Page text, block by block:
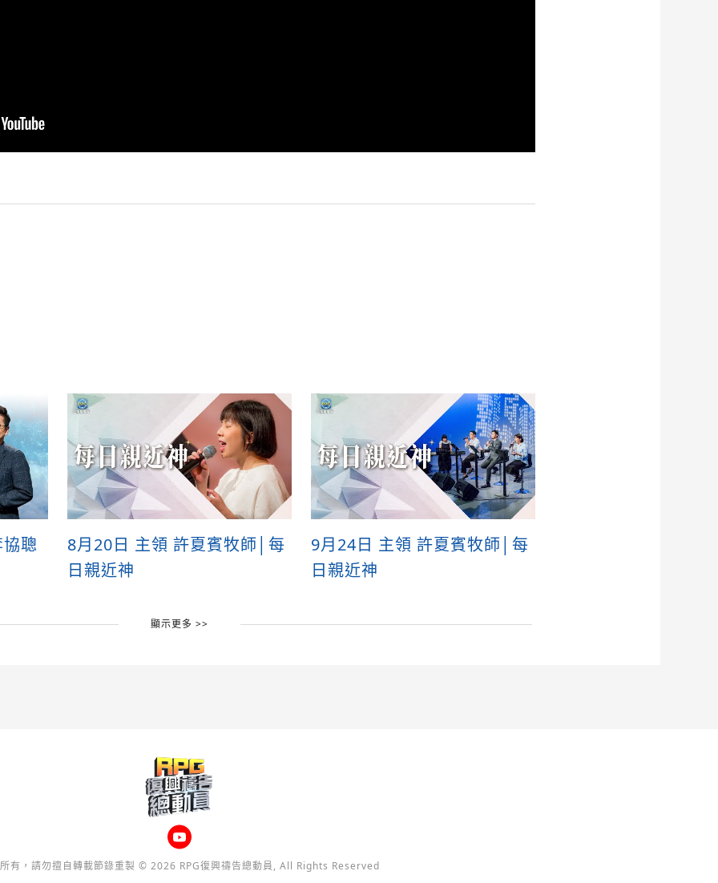
聰
8月20日 主領 許夏賓牧師│每
日親近神
9月24日 主領 許夏賓牧師│每
日親近神
顯示更多 >>
有，請勿擅自轉載節錄重製 © 2026 RPG復興禱告總動員, All Rights Reserved